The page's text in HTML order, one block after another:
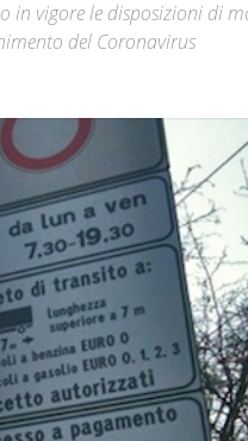
in vigore le disposizioni di
del Coronavirus